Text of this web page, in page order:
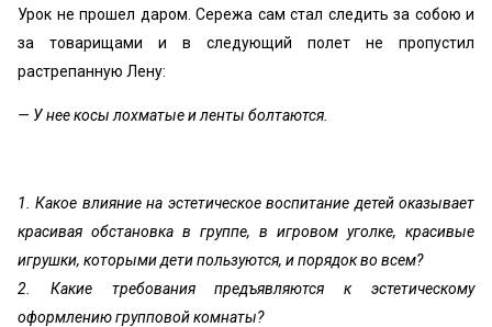
Урок не прошел даром. Сережа сам стал следить за собою и
за товарищами и в следующий полет не пропустил
растрепанную Лену:
— У нее косы лохматые и ленты болтаются.
1. Какое влияние на эстетическое воспитание детей оказывает
красивая обстановка в группе, в игровом уголке, красивые
игрушки, которыми дети пользуются, и порядок во всем?
2. Какие требования предъявляются к эстетическому
оформлению групповой комнаты?